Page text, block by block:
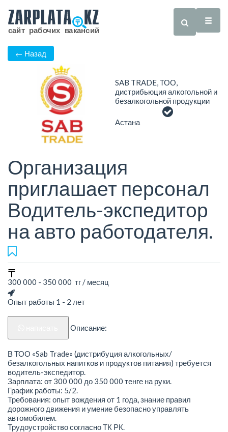
← Назад
SAB TRADE, ТОО,
дистрибьюция алкогольной и
безалкогольной продукции
Астана
Организация
приглашает персонал
Водитель-экспедитор
на авто работодателя.
300 000 - 350 000 тг / месяц
Опыт работы 1 - 2 лет
Описание:
В ТОО «Sab Trade» (дистрибуция алкогольных/
безалкогольных напитков и продуктов питания) требуется
водитель-экспедитор.
Зарплата: от 300 000 до 350 000 тенге на руки.
График работы: 5/2.
Требования: опыт вождения от 1 года, знание правил
дорожного движения и умение безопасно управлять
автомобилем.
Трудоустройство согласно ТК РК.